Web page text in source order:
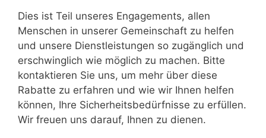
Dies ist Teil unseres Engagements, allen
Menschen in unserer Gemeinschaft zu helfen
und unsere Dienstleistungen so zugänglich und
erschwinglich wie möglich zu machen. Bitte
kontaktieren Sie uns, um mehr über diese
Rabatte zu erfahren und wie wir Ihnen helfen
können, Ihre Sicherheitsbedürfnisse zu erfüllen.
Wir freuen uns darauf, Ihnen zu dienen.